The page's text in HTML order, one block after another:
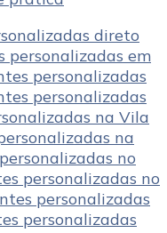
direto
personalizadas em
personalizadas
personalizadas
na Vila
na
no
personalizadas no
personalizadas
personalizadas